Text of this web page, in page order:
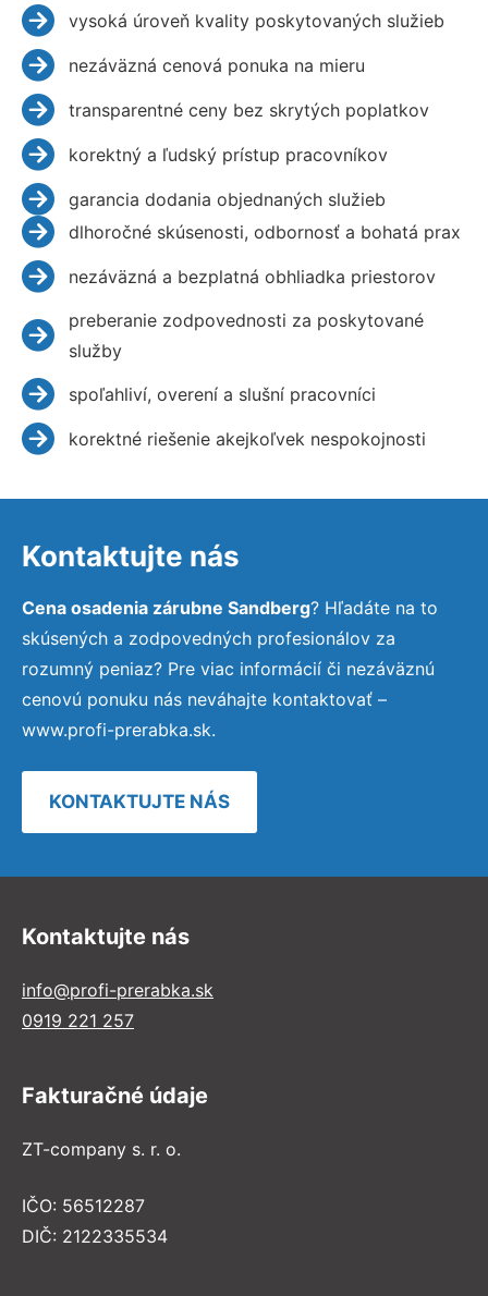
vysoká úroveň kvality poskytovaných služieb
nezáväzná cenová ponuka na mieru
transparentné ceny bez skrytých poplatkov
korektný a ľudský prístup pracovníkov
garancia dodania objednaných služieb
dlhoročné skúsenosti, odbornosť a bohatá prax
nezáväzná a bezplatná obhliadka priestorov
preberanie zodpovednosti za poskytované
služby
spoľahliví, overení a slušní pracovníci
korektné riešenie akejkoľvek nespokojnosti
Kontaktujte nás
Cena osadenia zárubne Sandberg? Hľadáte na to
skúsených a zodpovedných profesionálov za
rozumný peniaz? Pre viac informácií či nezáväznú
cenovú ponuku nás neváhajte kontaktovať –
www.profi-prerabka.sk.
KONTAKTUJTE NÁS
Kontaktujte nás
info@profi-prerabka.sk
0919 221 257
Fakturačné údaje
ZT-company s. r. o.
IČO: 56512287
DIČ: 2122335534